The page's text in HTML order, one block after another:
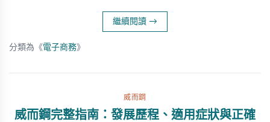
繼續閱讀 →
分類為《電子商務》
威而鋼
威而鋼完整指南：發展歷程、適用症狀與正確